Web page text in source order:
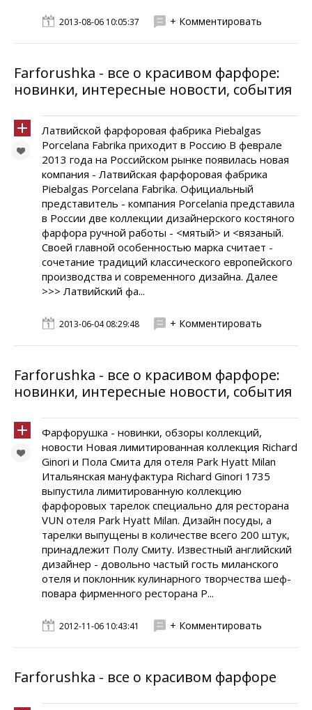
2013-08-06 10:05:37 + Комментировать
Farforushka - все о красивом фарфоре:
новинки, интересные новости, события
Латвийской фарфоровая фабрика Piebalgas
Porcelana Fabrika приходит в Россию В феврале
2013 года на Российском рынке появилась новая
компания - Латвийская фарфоровая фабрика
Piebalgas Porcelana Fabrika. Официальный
представитель - компания Porcelania представила
в России две коллекции дизайнерского костяного
фарфора ручной работы - <мятый> и <вязаный.
Своей главной особенностью марка считает -
сочетание традиций классического европейского
производства и современного дизайна. Далее
>>> Латвийский фа...
2013-06-04 08:29:48 + Комментировать
Farforushka - все о красивом фарфоре:
новинки, интересные новости, события
Фарфорушка - новинки, обзоры коллекций,
новости Новая лимитированная коллекция Richard
Ginori и Пола Смита для отеля Park Hyatt Milan
Итальянская мануфактура Richard Ginori 1735
выпустила лимитированную коллекцию
фарфоровых тарелок специально для ресторана
VUN отеля Park Hyatt Milan. Дизайн посуды, а
тарелки выпущены в количестве всего 200 штук,
принадлежит Полу Смиту. Известный английский
дизайнер - довольно частый гость миланского
отеля и поклонник кулинарного творчества шеф-
повара фирменного ресторана P...
2012-11-06 10:43:41 + Комментировать
Farforushka - все о красивом фарфоре